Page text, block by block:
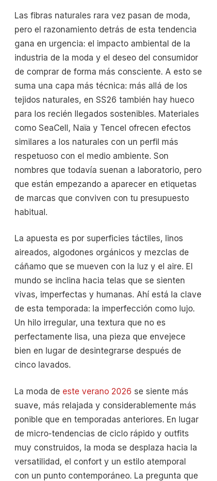
Las fibras naturales rara vez pasan de moda,
pero el razonamiento detrás de esta tendencia
gana en urgencia: el impacto ambiental de la
industria de la moda y el deseo del consumidor
de comprar de forma más consciente. A esto se
suma una capa más técnica: más allá de los
tejidos naturales, en SS26 también hay hueco
para los recién llegados sostenibles. Materiales
como SeaCell, Naïa y Tencel ofrecen efectos
similares a los naturales con un perfil más
respetuoso con el medio ambiente. Son
nombres que todavía suenan a laboratorio, pero
que están empezando a aparecer en etiquetas
de marcas que conviven con tu presupuesto
habitual.
La apuesta es por superficies táctiles, linos
aireados, algodones orgánicos y mezclas de
cáñamo que se mueven con la luz y el aire. El
mundo se inclina hacia telas que se sienten
vivas, imperfectas y humanas. Ahí está la clave
de esta temporada: la imperfección como lujo.
Un hilo irregular, una textura que no es
perfectamente lisa, una pieza que envejece
bien en lugar de desintegrarse después de
cinco lavados.
La moda de este verano 2026 se siente más
suave, más relajada y considerablemente más
ponible que en temporadas anteriores. En lugar
de micro-tendencias de ciclo rápido y outfits
muy construidos, la moda se desplaza hacia la
versatilidad, el confort y un estilo atemporal
con un punto contemporáneo. La pregunta que